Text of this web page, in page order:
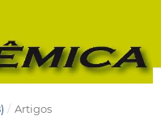
/ Artigos